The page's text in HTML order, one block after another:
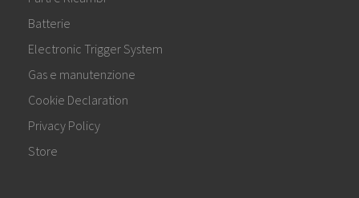
Batterie
Electronic Trigger System
Gas e manutenzione
Cookie Declaration
Privacy Policy
Store